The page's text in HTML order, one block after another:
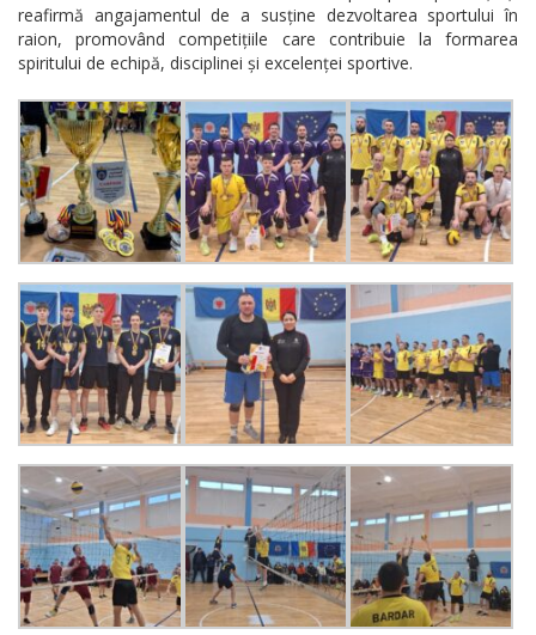
reafirmă angajamentul de a susține dezvoltarea sportului în
raion, promovând competițiile care contribuie la formarea
spiritului de echipă, disciplinei și excelenței sportive.